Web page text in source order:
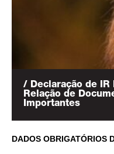
/ Declaração de IR
Relação de
Importantes
DADOS OBRIGATÓRIOS